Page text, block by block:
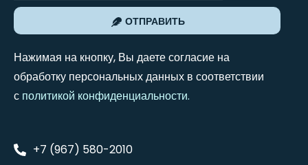
ОТПРАВИТЬ
Нажимая на кнопку, Вы даете согласие на
обработку персональных данных в соответствии
с политикой конфиденциальности.
+7 (967) 580-2010